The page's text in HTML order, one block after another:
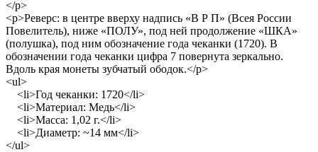
</p>
<p>Реверс: в центре вверху надпись «В Р П» (Всея России
Повелитель), ниже «ПОЛУ», под ней продолжение «ШКА»
(полушка), под ним обозначение года чеканки (1720). В
обозначении года чеканки цифра 7 повернута зеркально.
Вдоль края монеты зубчатый ободок.</p>
<ul>
<li>Год чеканки: 1720</li>
<li>Материал: Медь</li>
<li>Масса: 1,02 г.</li>
<li>Диаметр: ~14 мм</li>
</ul>